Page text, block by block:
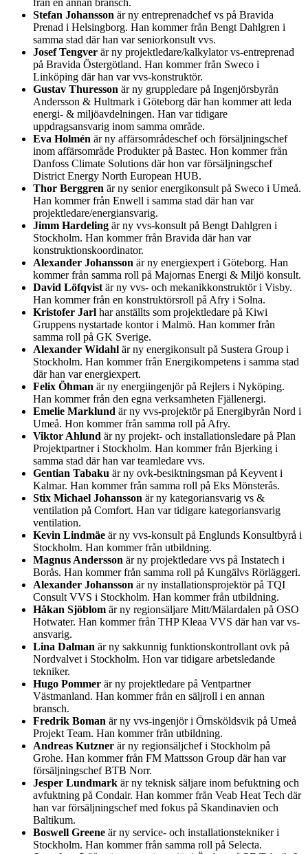
Stefan Johansson är ny entreprenadchef vs på Bravida
Prenad i Helsingborg. Han kommer från Bengt Dahlgren i
samma stad där han var seniorkonsult vvs.
Josef Tengver är ny projektledare/kalkylator vs-entreprenad
på Bravida Östergötland. Han kommer från Sweco i
Linköping där han var vvs-konstruktör.
Gustav Thuresson är ny gruppledare på Ingenjörsbyrån
Andersson & Hultmark i Göteborg där han kommer att leda
energi- & miljöavdelningen. Han var tidigare
uppdragsansvarig inom samma område.
Eva Holmén är ny affärsområdeschef och försäljningschef
inom affärsområde Produkter på Bastec. Hon kommer från
Danfoss Climate Solutions där hon var försäljningschef
District Energy North European HUB.
Thor Berggren är ny senior energikonsult på Sweco i Umeå.
Han kommer från Enwell i samma stad där han var
projektledare/energiansvarig.
Jimm Hardeling är ny vvs-konsult på Bengt Dahlgren i
Stockholm. Han kommer från Bravida där han var
konstruktionskoordinator.
Alexander Johansson är ny energiexpert i Göteborg. Han
kommer från samma roll på Majornas Energi & Miljö konsult.
David Löfqvist är ny vvs- och mekanikkonstruktör i Visby.
Han kommer från en konstruktörsroll på Afry i Solna.
Kristofer Jarl har anställts som projektledare på Kiwi
Gruppens nystartade kontor i Malmö. Han kommer från
samma roll på GK Sverige.
Alexander Widahl är ny energikonsult på Sustera Group i
Stockholm. Han kommer från Energikompetens i samma stad
där han var energiexpert.
Felix Öhman är ny energiingenjör på Rejlers i Nyköping.
Han kommer från den egna verksamheten Fjällenergi.
Emelie Marklund är ny vvs-projektör på Energibyrån Nord i
Umeå. Hon kommer från samma roll på Afry.
Viktor Ahlund är ny projekt- och installationsledare på Plan
Projektpartner i Stockholm. Han kommer från Bjerking i
samma stad där han var teamledare vvs.
Gentian Tabaku är ny ovk-besiktningsman på Keyvent i
Kalmar. Han kommer från samma roll på Eks Mönsterås.
Stix Michael Johansson är ny kategoriansvarig vs &
ventilation på Comfort. Han var tidigare kategoriansvarig
ventilation.
Kevin Lindmäe är ny vvs-konsult på Englunds Konsultbyrå i
Stockholm. Han kommer från utbildning.
Magnus Andersson är ny projektledare vvs på Instatech i
Borås. Han kommer från samma roll på Kungälvs Rörläggeri.
Alexander Johansson är ny installationsprojektör på TQI
Consult VVS i Stockholm. Han kommer från utbildning.
Håkan Sjöblom är ny regionsäljare Mitt/Mälardalen på OSO
Hotwater. Han kommer från THP Kleaa VVS där han var vs-
ansvarig.
Lina Dalman är ny sakkunnig funktionskontrollant ovk på
Nordvalvet i Stockholm. Hon var tidigare arbetsledande
tekniker.
Hugo Pommer är ny projektledare på Ventpartner
Västmanland. Han kommer från en säljroll i en annan
bransch.
Fredrik Boman är ny vvs-ingenjör i Örnsköldsvik på Umeå
Projekt Team. Han kommer från utbildning.
Andreas Kutzner är ny regionsäljchef i Stockholm på
Grohe. Han kommer från FM Mattsson Group där han var
försäljningschef BTB Norr.
Jesper Lundmark är ny teknisk säljare inom befuktning och
avfuktning på Condair. Han kommer från Veab Heat Tech där
han var försäljningschef med fokus på Skandinavien och
Baltikum.
Boswell Greene är ny service- och installationstekniker i
Stockholm. Han kommer från samma roll på Selecta.